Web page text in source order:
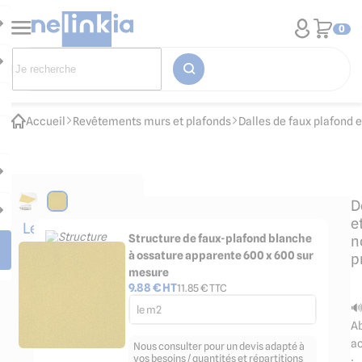
0
Accueil Revêtements murs et plafonds Dalles de faux plafond
Les
accessoires
Structure de faux-plafond blanche
à ossature apparente 600 x 600 sur
mesure
9.88€ HT11.85€ TTC
le m2
Nous consulter pour un devis adapté à
vos besoins / quantités et répartitions
🔊